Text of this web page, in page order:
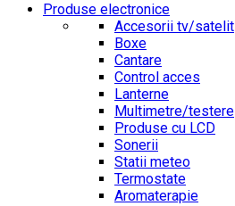
Produse electronice
Accesorii tv/satelit
Boxe
Cantare
Control acces
Lanterne
Multimetre/testere
Produse cu LCD
Sonerii
Statii meteo
Termostate
Aromaterapie